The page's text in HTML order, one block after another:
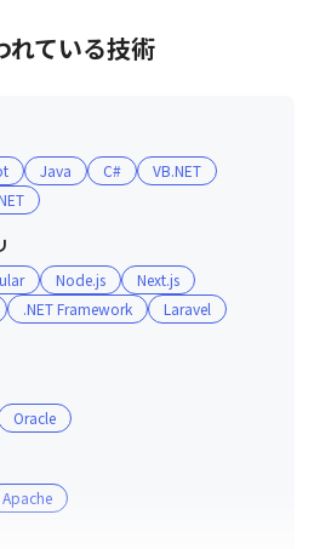
れている技術
Java C#
VB.NET
Node.js
Next.js
.NET Framework
Laravel
Oracle
Apache